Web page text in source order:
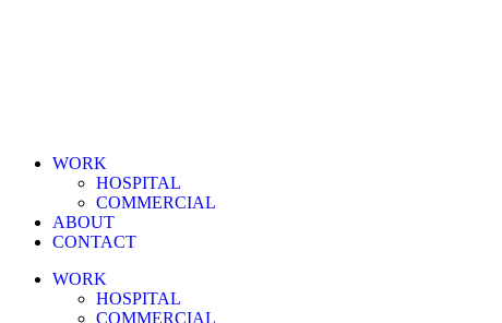
WORK
HOSPITAL
COMMERCIAL
ABOUT
CONTACT
WORK
HOSPITAL
COMMERCIAL